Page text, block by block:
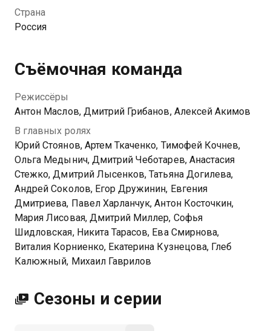
городе начинают исчезать люди, и подозрения,
разумеется, опять падают на семью деда Славы. От
обитатели уральской фермы точат клык на более
мирных собратьев. И если Святослав Вернидубович
не решит вопрос миром — грядет битва, каких не
бывало.
Страна
Россия
Съёмочная команда
Режиссёры
Антон Маслов, Дмитрий Грибанов, Алексей Акимов
В главных ролях
Юрий Стоянов, Артем Ткаченко, Тимофей Кочнев,
Ольга Медынич, Дмитрий Чеботарев, Анастасия
Стежко, Дмитрий Лысенков, Татьяна Догилева,
Андрей Соколов, Егор Дружинин, Евгения
Дмитриева, Павел Харланчук, Антон Косточкин,
Мария Лисовая, Дмитрий Миллер, Софья
Шидловская, Никита Тарасов, Ева Смирнова,
Виталия Корниенко, Екатерина Кузнецова, Глеб
Калюжный, Михаил Гаврилов
Сезоны и серии